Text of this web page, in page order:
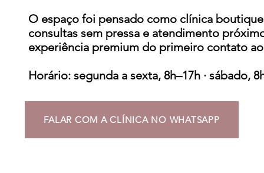
O espaço foi pensado como clínica
consultas sem pressa e atendimento
experiência premium do primeiro contato
Horário: segunda a sexta, 8h–17h · sábado,
FALAR COM A CLÍNICA NO WHATSAPP